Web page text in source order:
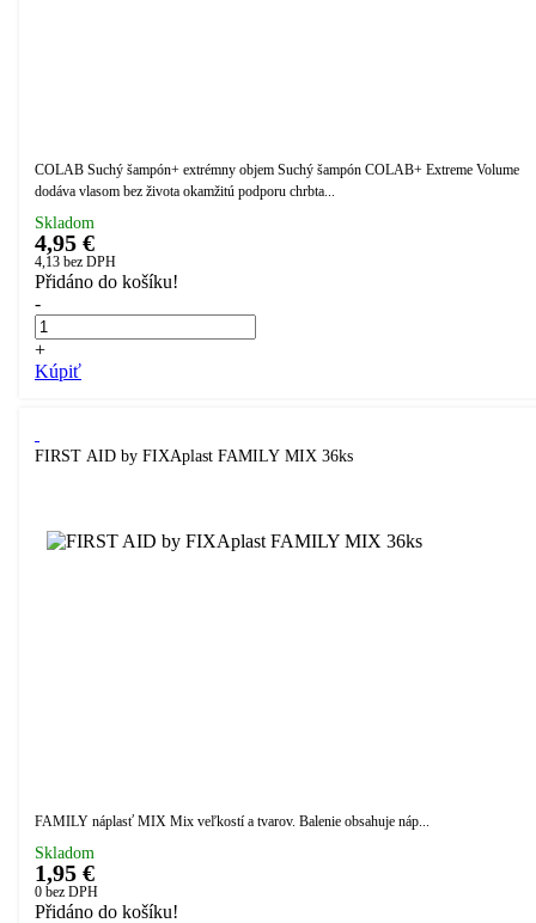
COLAB Suchý šampón+ extrémny objem Suchý šampón COLAB+ Extreme Volume
dodáva vlasom bez života okamžitú podporu chrbta...
Skladom
4,95 €
4,13 bez DPH
Přidáno do košíku!
-
+
Kúpiť
FIRST AID by FIXAplast FAMILY MIX 36ks
FAMILY náplasť MIX Mix veľkostí a tvarov. Balenie obsahuje náp...
Skladom
1,95 €
0 bez DPH
Přidáno do košíku!